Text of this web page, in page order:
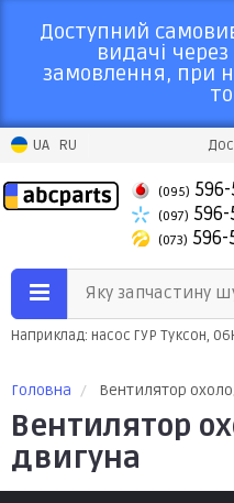
Доступний
видачі
замовлення, при
UA RU
(095)
(097)
(073) 596-
Яку запчастину
Наприклад: насос ГУР Туксон,
Головна Вентилятор
Вентилятор
двигуна